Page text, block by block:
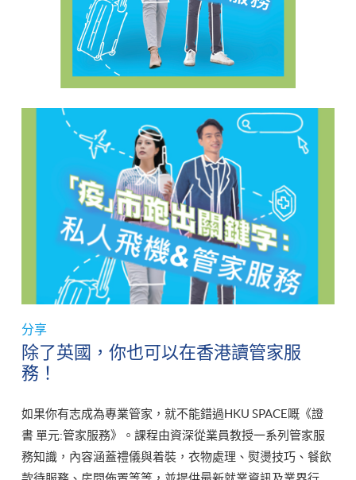
分享
除了英國，你也可以在香港讀管家服
務！
如果你有志成為專業管家，就不能錯過HKU SPACE嘅《證
書 單元:管家服務》。課程由資深從業員教授一系列管家服
務知識，內容涵蓋禮儀與着裝，衣物處理、熨燙技巧、餐飲